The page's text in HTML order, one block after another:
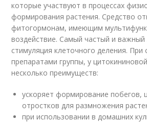
которые участвуют в процессах
формирования растения. Средство
фитогормонам, имеющим
воздействие. Самый частый и
стимуляция клеточного деления. При
препаратами группы, у
несколько преимуществ:
ускоряет формирование побегов,
отростков для размножения
при использовании в домашних